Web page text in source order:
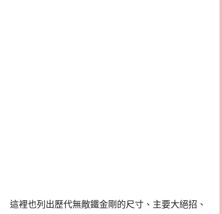
這裡也列出歷代無敵鐵金剛的尺寸、主要大絕招、